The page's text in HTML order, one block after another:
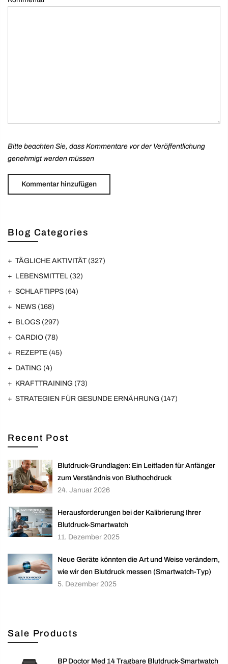
Blog Categories
TÄGLICHE AKTIVITÄT (327)
LEBENSMITTEL (32)
SCHLAFTIPPS (64)
NEWS (168)
BLOGS (297)
CARDIO (78)
REZEPTE (45)
DATING (4)
KRAFTTRAINING (73)
STRATEGIEN FÜR GESUNDE ERNÄHRUNG (147)
Recent Post
Blutdruck-Grundlagen: Ein Leitfaden für Anfänger
zum Verständnis von Bluthochdruck
24. Januar 2026
Herausforderungen bei der Kalibrierung Ihrer
Blutdruck-Smartwatch
11. Dezember 2025
Neue Geräte könnten die Art und Weise verändern,
wie wir den Blutdruck messen (Smartwatch-Typ)
5. Dezember 2025
Sale Products
BP Doctor Med 14 Tragbare Blutdruck-Smartwatch
Bitte beachten Sie, dass Kommentare vor der Veröffentlichung
genehmigt werden müssen